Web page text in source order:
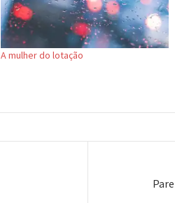
A mulher do lotação